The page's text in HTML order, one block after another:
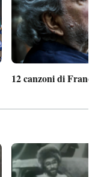
12 canzoni di